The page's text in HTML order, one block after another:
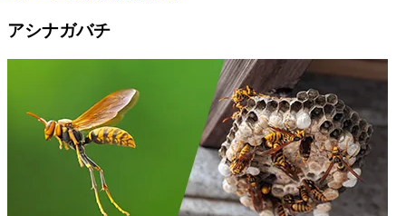
アシナガバチ